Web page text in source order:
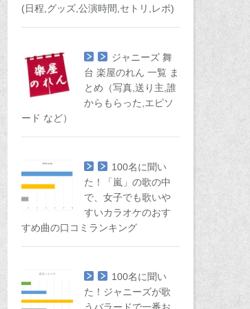
(日程,グッズ,公演時間,セトリ,レポ)
ジャニーズ 舞
台 楽屋のれん 一覧 ま
とめ（写真,送り主,誰
からもらった,エピソ
ード など）
100名に聞い
た！「嵐」の歌の中
で、女子でも歌いや
すいカラオケのおす
すめ曲の口コミランキング
100名に聞い
た！ジャニーズが歌